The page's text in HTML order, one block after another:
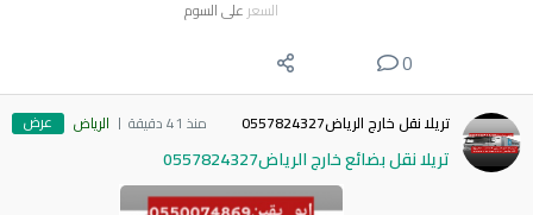
السعر على السوم
0
تريلا نقل خارج الرياض0557824327 منذ 41 دقيقة الرياض عرض
تريلا نقل بضائع خارج الرياض0557824327